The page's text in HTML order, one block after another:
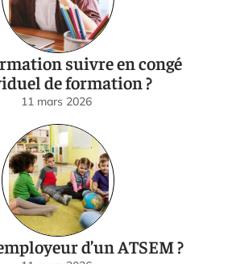
suivre en congé
de formation ?
11 mars 2026
d’un ATSEM ?